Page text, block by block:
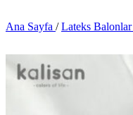
Ana Sayfa / Lateks Balonlar